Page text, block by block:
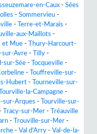
en-Caux - Sées
- Sommervieu -
- Terre-et-Marais -
aux-Maillots -
et Mue -
Thury-Harcourt-
sur-Avre - Tilly -
sur-Sée - Tocqueville -
-
Touffreville-sur-
Hubert -
Tourneville-sur-
Tourville-la-Campagne -
sur-Arques -
Tourville-sur-
Tracy-sur-Mer -
Tréauville
- Trouville-sur-Mer -
- Val d'Arry - Val-de-la-